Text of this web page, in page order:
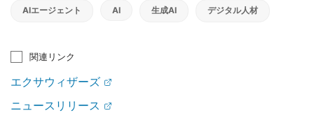
AIエージェント AI 生成AI デジタル人材
関連リンク
エクサウィザーズ
ニュースリリース